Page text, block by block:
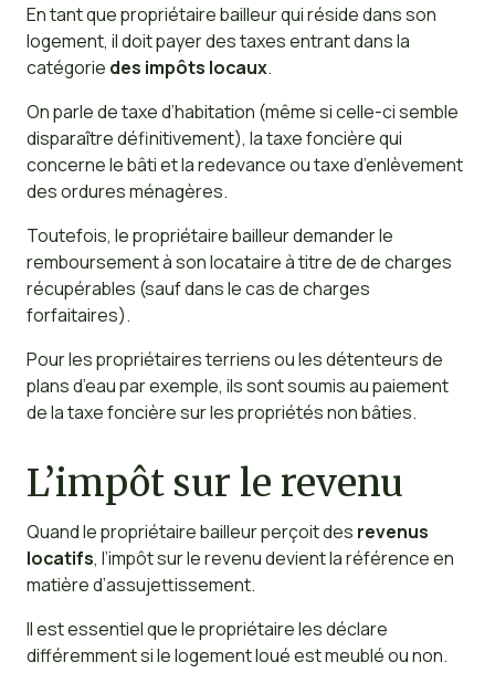
En tant que propriétaire bailleur qui réside dans son
logement, il doit payer des taxes entrant dans la
catégorie des impôts locaux.
On parle de taxe d’habitation (même si celle-ci semble
disparaître définitivement), la taxe foncière qui
concerne le bâti et la redevance ou taxe d’enlèvement
des ordures ménagères.
Toutefois, le propriétaire bailleur demander le
remboursement à son locataire à titre de de charges
récupérables (sauf dans le cas de charges
forfaitaires).
Pour les propriétaires terriens ou les détenteurs de
plans d’eau par exemple, ils sont soumis au paiement
de la taxe foncière sur les propriétés non bâties.
L’impôt sur le revenu
Quand le propriétaire bailleur perçoit des revenus
locatifs, l’impôt sur le revenu devient la référence en
matière d’assujettissement.
Il est essentiel que le propriétaire les déclare
différemment si le logement loué est meublé ou non.